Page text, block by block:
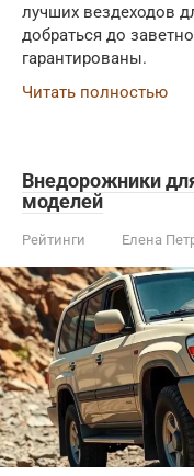
лучших вездеходов
добраться до
гарантированы.
Читать полностью
Внедорожники
моделей
Рейтинги Елена